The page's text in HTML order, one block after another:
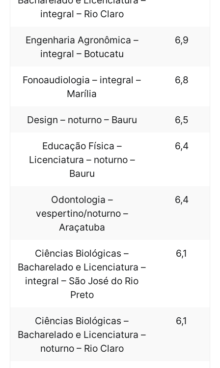
integral – Rio Claro
Engenharia Agronômica –
integral – Botucatu
6,9
Fonoaudiologia – integral –
Marília
6,8
Design – noturno – Bauru 6,5
Educação Física –
Licenciatura – noturno –
Bauru
6,4
Odontologia –
vespertino/noturno –
Araçatuba
6,4
Ciências Biológicas –
Bacharelado e Licenciatura –
integral – São José do Rio
Preto
6,1
Ciências Biológicas –
Bacharelado e Licenciatura –
noturno – Rio Claro
6,1